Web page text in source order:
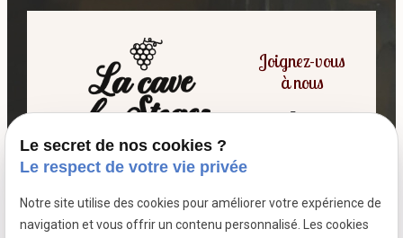
Joignez-vous
à nous
7 passage fleuri
- 59380 SOCX
Le secret de nos cookies ?
Le respect de votre vie privée
Notre site utilise des cookies pour améliorer votre expérience de
navigation et vous offrir un contenu personnalisé. Les cookies